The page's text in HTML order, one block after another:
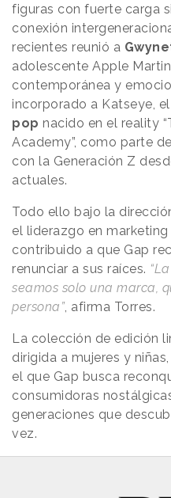
figuras con fuerte carga
conexión
recientes reunió a
adolescente Apple
contemporánea y
incorporado a Katseye, el
pop nacido en el reality
Academy”, como parte
con la Generación Z
actuales.
Todo ello bajo la
el liderazgo en
contribuido a que Gap
renunciar a sus raíces.
seamos solo una marca,
persona” , afirma Torres.
La colección de edición
dirigida a mujeres y
el que Gap busca
consumidoras
generaciones que
vez.